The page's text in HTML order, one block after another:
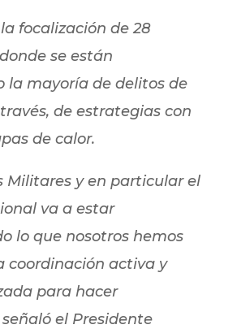
focalización de 28
se están
la mayoría de delitos de
de estrategias con
de calor.
Militares y en particular el
va a estar
lo que nosotros hemos
coordinación activa y
para hacer
el Presidente